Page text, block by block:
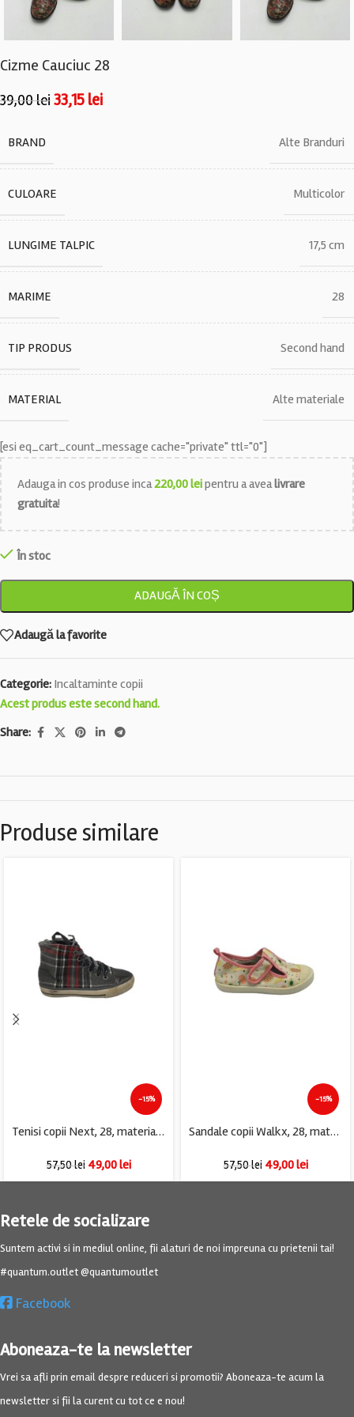
Cizme Cauciuc 28
39,00lei33,15 lei
BRAND Alte Branduri
CULOARE Multicolor
LUNGIME TALPIC 17,5 cm
MARIME 28
TIP PRODUS Second hand
MATERIAL Alte materiale
[esi eq_cart_count_message cache="private" ttl="0"]
Adauga in cos produse inca220,00leipentru a avealivrare
gratuita!
În stoc
ADAUGĂ ÎN COȘ
Adaugă la favorite
Categorie: Incaltaminte copii
Acest produs este second hand.
Share:
Produse similare
-15%
Tenisi copii Next, 28, material textil, gri rosu
57,50lei 49,00lei
-15%
Sandale copii Walkx, 28, material textil, alb roz
57,50lei 49,00lei
Retele de socializare
Suntem activi si in mediul online, fii alaturi de noi impreuna cu prietenii tai!
#quantum.outlet @quantumoutlet
Facebook
Aboneaza-te la newsletter
Vrei sa afli prin email despre reduceri si promotii? Aboneaza-te acum la
newsletter si fii la curent cu tot ce e nou!